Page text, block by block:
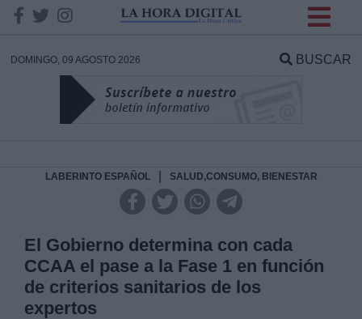
DOMINGO, 09 AGOSTO 2026 BUSCAR
LABERINTO ESPAÑOL SALUD,CONSUMO, BIENESTAR
El Gobierno determina con cada
CCAA el pase a la Fase 1 en función
de criterios sanitarios de los
expertos
DATOS
Responsable:
Legitimación: